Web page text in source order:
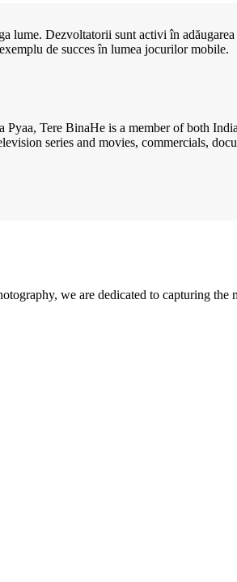
lume. Dezvoltatorii sunt activi în
de succes în lumea jocurilor mobile.
Tere BinaHe is a member of both
series and movies, commercials,
we are dedicated to capturing the